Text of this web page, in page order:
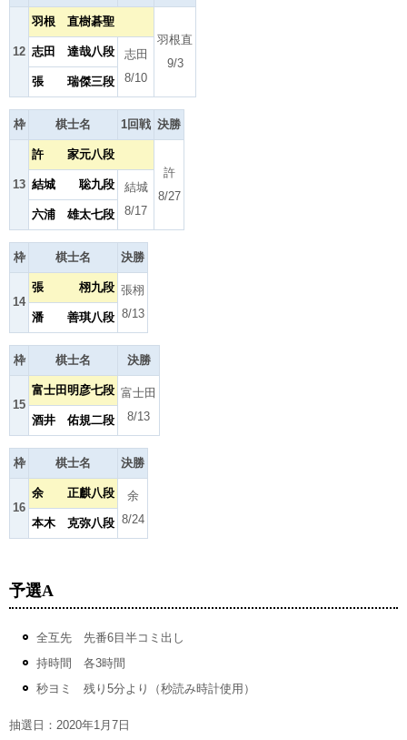
12
羽根 直樹碁聖
羽根直
9/3
志田 達哉八段
志田
8/10
張 瑞傑三段
枠 棋士名 1回戦 決勝
13
許 家元八段
許
8/27
結城 聡九段
結城
8/17
六浦 雄太七段
枠 棋士名 決勝
14
張 栩九段 張栩
8/13
潘 善琪八段
枠 棋士名 決勝
15
富士田明彦七段 富士田
8/13
酒井 佑規二段
枠 棋士名 決勝
16
余 正麒八段
余
8/24
本木 克弥八段
予選A
全互先 先番6目半コミ出し
持時間 各3時間
秒ヨミ 残り5分より（秒読み時計使用）
抽選日：2020年1月7日